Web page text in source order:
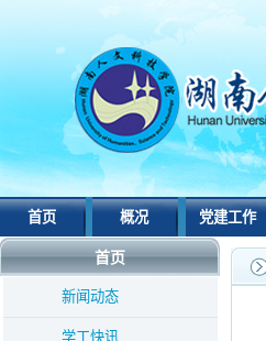
首页 概况 党建工作
首页
新闻动态
学工快讯